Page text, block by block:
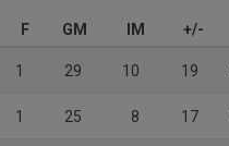
F GM IM +/-
1 29 10 19
1 25 8 17